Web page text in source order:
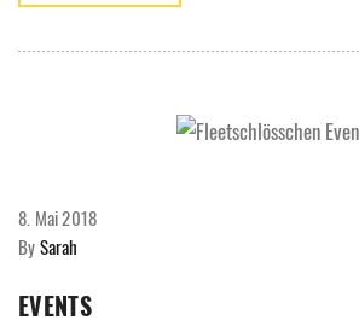
8. Mai 2018
BySarah
EVENTS